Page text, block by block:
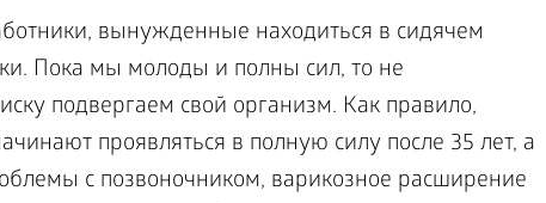
вынужденные находиться в сидячем
Пока мы молоды и полны сил, то не
подвергаем свой организм. Как правило,
проявляться в полную силу после 35 лет, а
с позвоночником, варикозное расширение